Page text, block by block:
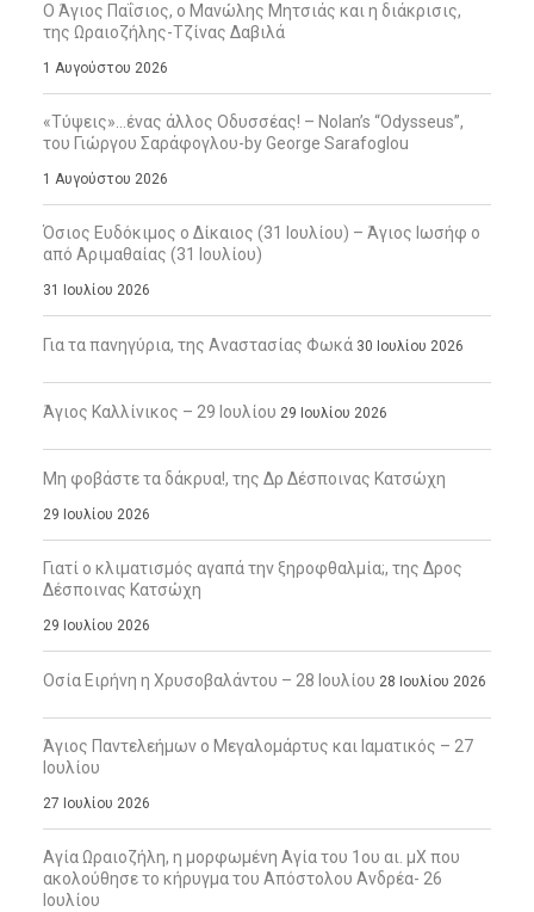
Ο Άγιος Παΐσιος, ο Μανώλης Μητσιάς και η διάκρισις,
της Ωραιοζήλης-Τζίνας Δαβιλά
1 Αυγούστου 2026
«Τύψεις»…ένας άλλος Οδυσσέας! – Nolan’s “Odysseus”,
του Γιώργου Σαράφογλου-by George Sarafoglou
1 Αυγούστου 2026
Όσιος Ευδόκιμος ο Δίκαιος (31 Ιουλίου) – Άγιος Ιωσήφ ο
από Αριμαθαίας (31 Ιουλίου)
31 Ιουλίου 2026
Για τα πανηγύρια, της Αναστασίας Φωκά 30 Ιουλίου 2026
Άγιος Καλλίνικος – 29 Ιουλίου 29 Ιουλίου 2026
Μη φοβάστε τα δάκρυα!, της Δρ Δέσποινας Κατσώχη
29 Ιουλίου 2026
Γιατί ο κλιματισμός αγαπά την ξηροφθαλμία;, της Δρος
Δέσποινας Κατσώχη
29 Ιουλίου 2026
Οσία Ειρήνη η Χρυσοβαλάντου – 28 Ιουλίου 28 Ιουλίου 2026
Άγιος Παντελεήμων ο Μεγαλομάρτυς και Ιαματικός – 27
Ιουλίου
27 Ιουλίου 2026
Αγία Ωραιοζήλη, η μορφωμένη Αγία του 1ου αι. μΧ που
ακολούθησε το κήρυγμα του Απόστολου Ανδρέα- 26
Ιουλίου